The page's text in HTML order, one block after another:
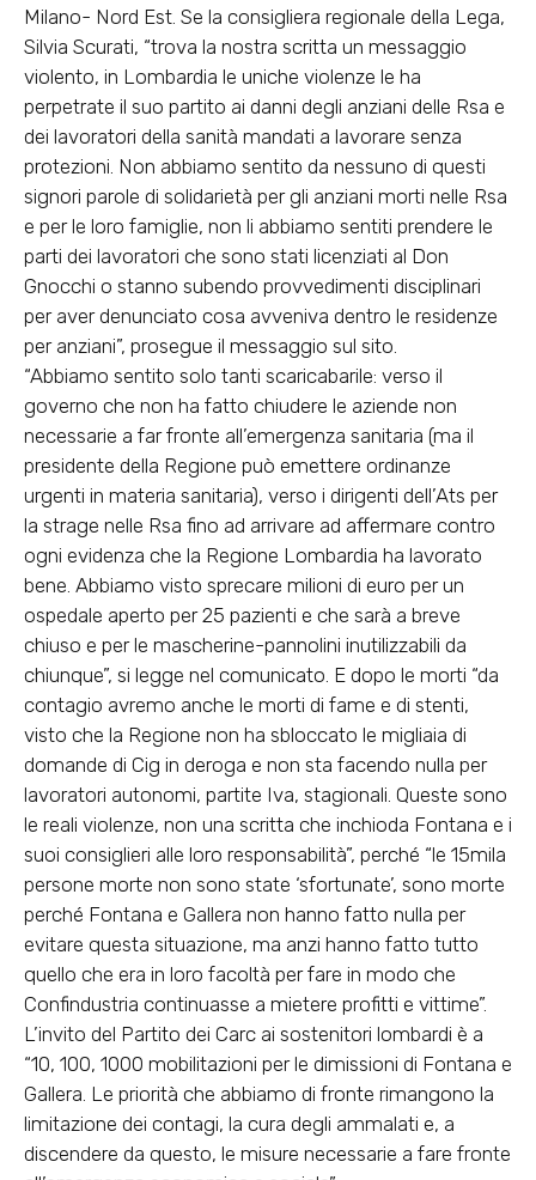
Milano- Nord Est. Se la consigliera regionale della Lega,
Silvia Scurati, “trova la nostra scritta un messaggio
violento, in Lombardia le uniche violenze le ha
perpetrate il suo partito ai danni degli anziani delle Rsa e
dei lavoratori della sanità mandati a lavorare senza
protezioni. Non abbiamo sentito da nessuno di questi
signori parole di solidarietà per gli anziani morti nelle Rsa
e per le loro famiglie, non li abbiamo sentiti prendere le
parti dei lavoratori che sono stati licenziati al Don
Gnocchi o stanno subendo provvedimenti disciplinari
per aver denunciato cosa avveniva dentro le residenze
per anziani”, prosegue il messaggio sul sito.
“Abbiamo sentito solo tanti scaricabarile: verso il
governo che non ha fatto chiudere le aziende non
necessarie a far fronte all’emergenza sanitaria (ma il
presidente della Regione può emettere ordinanze
urgenti in materia sanitaria), verso i dirigenti dell’Ats per
la strage nelle Rsa fino ad arrivare ad affermare contro
ogni evidenza che la Regione Lombardia ha lavorato
bene. Abbiamo visto sprecare milioni di euro per un
ospedale aperto per 25 pazienti e che sarà a breve
chiuso e per le mascherine-pannolini inutilizzabili da
chiunque”, si legge nel comunicato. E dopo le morti “da
contagio avremo anche le morti di fame e di stenti,
visto che la Regione non ha sbloccato le migliaia di
domande di Cig in deroga e non sta facendo nulla per
lavoratori autonomi, partite Iva, stagionali. Queste sono
le reali violenze, non una scritta che inchioda Fontana e i
suoi consiglieri alle loro responsabilità”, perché “le 15mila
persone morte non sono state ‘sfortunate’, sono morte
perché Fontana e Gallera non hanno fatto nulla per
evitare questa situazione, ma anzi hanno fatto tutto
quello che era in loro facoltà per fare in modo che
Confindustria continuasse a mietere profitti e vittime”.
L’invito del Partito dei Carc ai sostenitori lombardi è a
“10, 100, 1000 mobilitazioni per le dimissioni di Fontana e
Gallera. Le priorità che abbiamo di fronte rimangono la
limitazione dei contagi, la cura degli ammalati e, a
discendere da questo, le misure necessarie a fare fronte